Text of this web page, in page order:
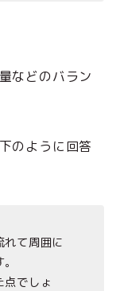
などのバラン
のように回答
れて周囲に
点でしょ